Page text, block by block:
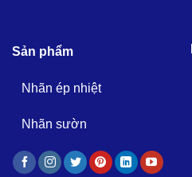
Sản phẩm
Nhãn ép nhiệt
Nhãn sườn